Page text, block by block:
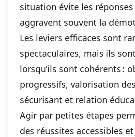
situation évite les
aggravent souvent la
Les leviers efficaces sont
spectaculaires, mais ils
lorsqu’ils sont cohérents :
progressifs, valorisation
sécurisant et relation
Agir par petites étapes
des réussites accessibles